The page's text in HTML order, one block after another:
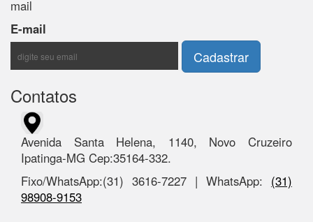
mail
E-mail
Contatos
Avenida Santa Helena, 1140, Novo Cruzeiro
Ipatinga-MG Cep:35164-332.
Fixo/WhatsApp:(31) 3616-7227 | WhatsApp: (31)
98908-9153